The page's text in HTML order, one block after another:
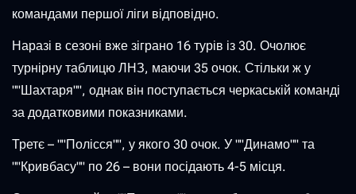
командами першої ліги відповідно.
Наразі в сезоні вже зіграно 16 турів із 30. Очолює
турнірну таблицю ЛНЗ, маючи 35 очок. Стільки ж у
""Шахтаря"", однак він поступається черкаській команді
за додатковими показниками.
Третє – ""Полісся"", у якого 30 очок. У ""Динамо"" та
""Кривбасу"" по 26 – вони посідають 4-5 місця.